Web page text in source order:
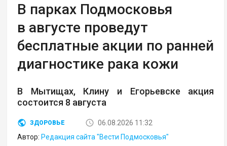
В парках Подмосковья
в августе проведут
бесплатные акции по ранней
диагностике рака кожи
В Мытищах, Клину и Егорьевске акция
состоится 8 августа
ЗДОРОВЬЕ
06.08.2026 11:32
Автор: Редакция сайта "Вести Подмосковья"